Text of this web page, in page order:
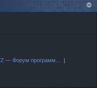
— Форум программ…